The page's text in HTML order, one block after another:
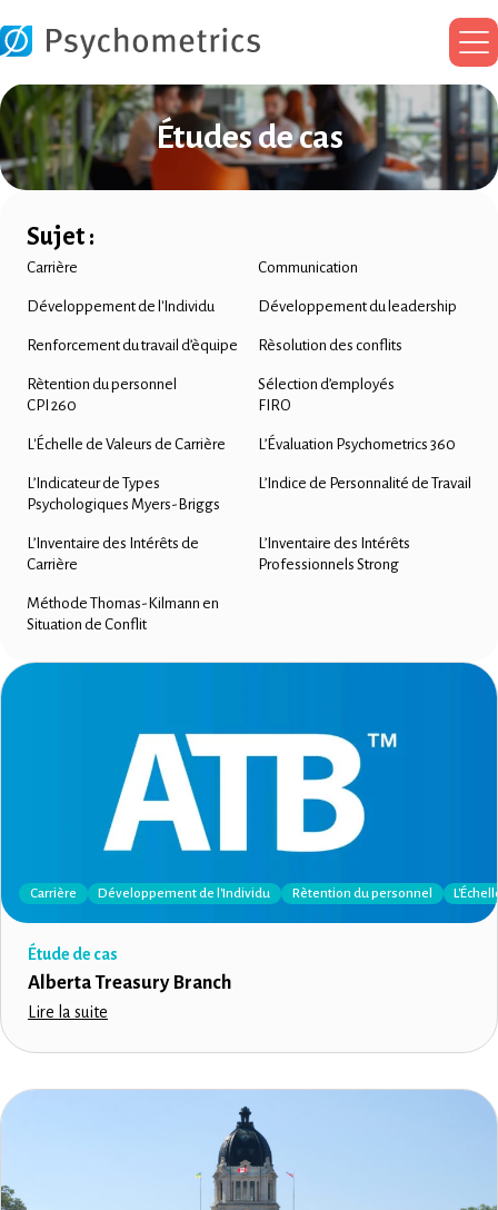
Études de cas
Sujet :
Carrière Communication
Développement de l'Individu Développement du leadership
Renforcement du travail d’èquipe Rèsolution des conflits
Rètention du personnel
Sélection d’employés
CPI 260
FIRO
L'Échelle de Valeurs de Carrière L’Évaluation Psychometrics 360
L’Indicateur de Types
Psychologiques Myers-Briggs
L’Indice de Personnalité de Travail
L’Inventaire des Intérêts de
Carrière
L’Inventaire des Intérêts
Professionnels Strong
Méthode Thomas-Kilmann en
Situation de Conflit
Carrière Développement de l'Individu Rètention du personnel
Étude de cas
Alberta Treasury Branch
Lire la suite